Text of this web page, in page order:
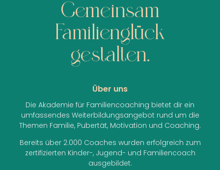
Gemeinsam
Familienglück
gestalten.
Über uns
Die Akademie für Familiencoaching bietet dir ein
umfassendes Weiterbildungsangebot rund um die
Themen Familie, Pubertät, Motivation und Coaching.
Bereits über 2.000 Coaches wurden erfolgreich zum
zertifizierten Kinder-, Jugend- und Familiencoach
ausgebildet.